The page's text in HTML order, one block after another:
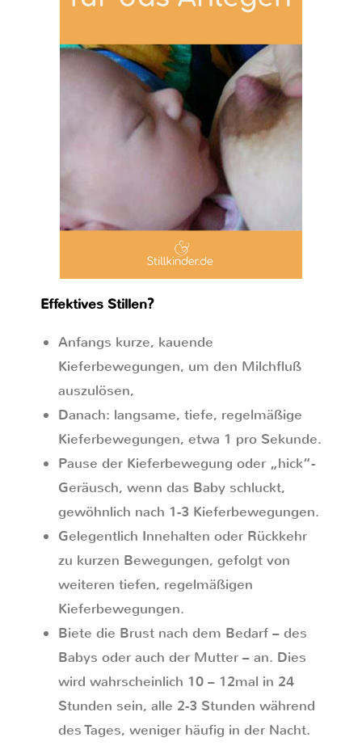
Effektives Stillen?
Anfangs kurze, kauende
Kieferbewegungen, um den Milchfluß
auszulösen,
Danach: langsame, tiefe, regelmäßige
Kieferbewegungen, etwa 1 pro Sekunde.
Pause der Kieferbewegung oder „hick“-
Geräusch, wenn das Baby schluckt,
gewöhnlich nach 1-3 Kieferbewegungen.
Gelegentlich Innehalten oder Rückkehr
zu kurzen Bewegungen, gefolgt von
weiteren tiefen, regelmäßigen
Kieferbewegungen.
Biete die Brust nach dem Bedarf – des
Babys oder auch der Mutter – an. Dies
wird wahrscheinlich 10 – 12mal in 24
Stunden sein, alle 2-3 Stunden während
des Tages, weniger häufig in der Nacht.